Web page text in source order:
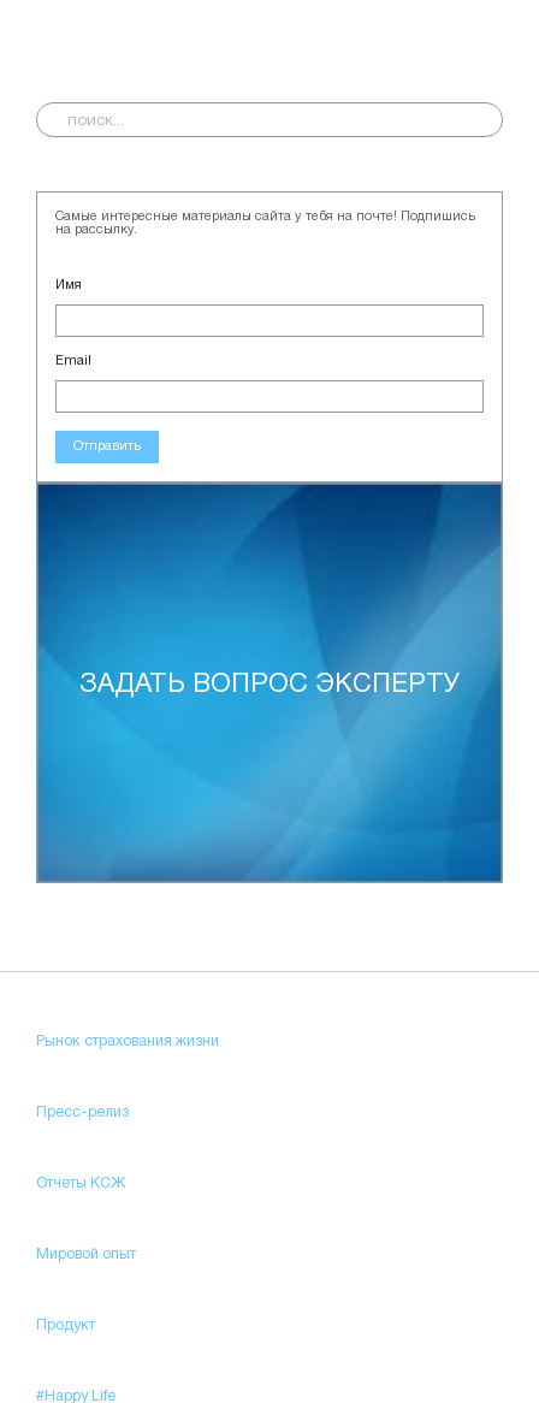
Самые интересные материалы сайта у тебя на почте! Подпишись
на рассылку.
Имя
Email
Отправить
ЗАДАТЬ ВОПРОС ЭКСПЕРТУ
Рынок страхования жизни
Пресс-релиз
Отчеты КСЖ
Мировой опыт
Продукт
#Happy Life